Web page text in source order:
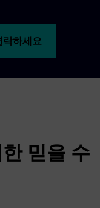
락하세요
믿을 수